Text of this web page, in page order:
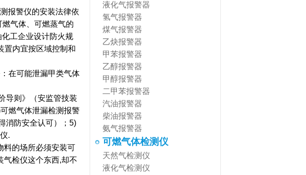
报警仪的安装法律依
气体、可燃蒸气的
工企业设计防火规
置内宜按区域控制和
在可能泄漏甲类气体
导则》（安监管技装
燃气体泄漏检测报警
消防安全认可）；5)
.
的场所必须安装可
气检仪这个东西,却不
液化气报警器
氢气报警器
煤气报警器
乙炔报警器
甲苯报警器
乙醇报警器
甲醇报警器
二甲苯报警器
汽油报警器
柴油报警器
氨气报警器
可燃气体检测仪
天然气检测仪
液化气检测仪